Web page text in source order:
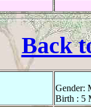
Back
Gender:
Birth : 5